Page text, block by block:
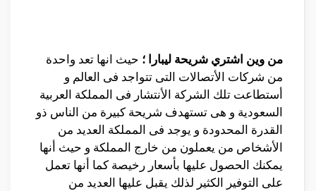
من وين اشتري شريحة ليبارا ؛ حيث انها تعد واحدة
من شركات الأتصالات التى تتواجد فى العالم و
أستطاعت تلك الشركة الأنتشار فى المملكة العربية
السعودية و هى تستهدف شريحة كبيرة من الناس ذو
القدرة المحدودة و يوجد فى المملكة العديد من
الأشخاص من يعملون من خارج المملكة و حيث أنها
يمكنك الحصول عليها بأسعار رخيصة كما أنها تعمل
على التوفير الكثير لذلك يقبل عليها العديد من